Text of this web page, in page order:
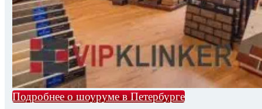
Подробнее о шоуруме в Петербурге